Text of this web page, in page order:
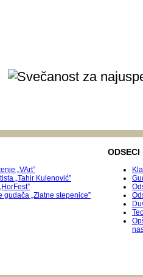
„VArt”
„Tahir Kulenović”
„Zlatne stepenice”
ODSECI